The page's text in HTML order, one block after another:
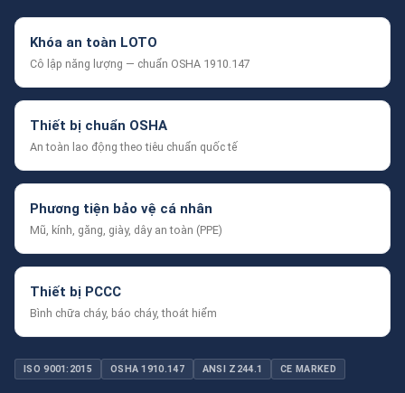
Khóa an toàn LOTO
Cô lập năng lượng — chuẩn OSHA 1910.147
Thiết bị chuẩn OSHA
An toàn lao động theo tiêu chuẩn quốc tế
Phương tiện bảo vệ cá nhân
Mũ, kính, găng, giày, dây an toàn (PPE)
Thiết bị PCCC
Bình chữa cháy, báo cháy, thoát hiểm
ISO 9001:2015 OSHA 1910.147 ANSI Z244.1 CE MARKED